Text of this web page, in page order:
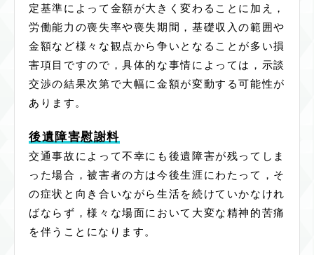
定基準によって金額が大きく変わることに加え，
労働能力の喪失率や喪失期間，基礎収入の範囲や
金額など様々な観点から争いとなることが多い損
害項目ですので，具体的な事情によっては，示談
交渉の結果次第で大幅に金額が変動する可能性が
あります。
後遺障害慰謝料
交通事故によって不幸にも後遺障害が残ってしま
った場合，被害者の方は今後生涯にわたって，そ
の症状と向き合いながら生活を続けていかなけれ
ばならず，様々な場面において大変な精神的苦痛
を伴うことになります。